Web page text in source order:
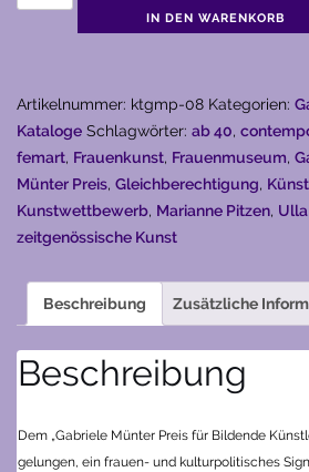
Menge
IN DEN WARENKORB
Artikelnummer: ktgmp-08 Kategorien:
Kataloge Schlagwörter: ab 40,
femart, Frauenkunst, Frauenmuseum,
Münter Preis, Gleichberechtigung,
Kunstwettbewerb, Marianne Pitzen,
zeitgenössische Kunst
Beschreibung Zusätzliche
Beschreibung
Dem „Gabriele Münter Preis für Bildende
gelungen, ein frauen- und kulturpolitisches